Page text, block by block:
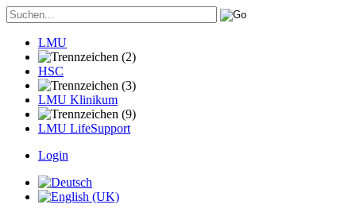
LMU
HSC
LMU Klinikum
LMU LifeSupport
Login